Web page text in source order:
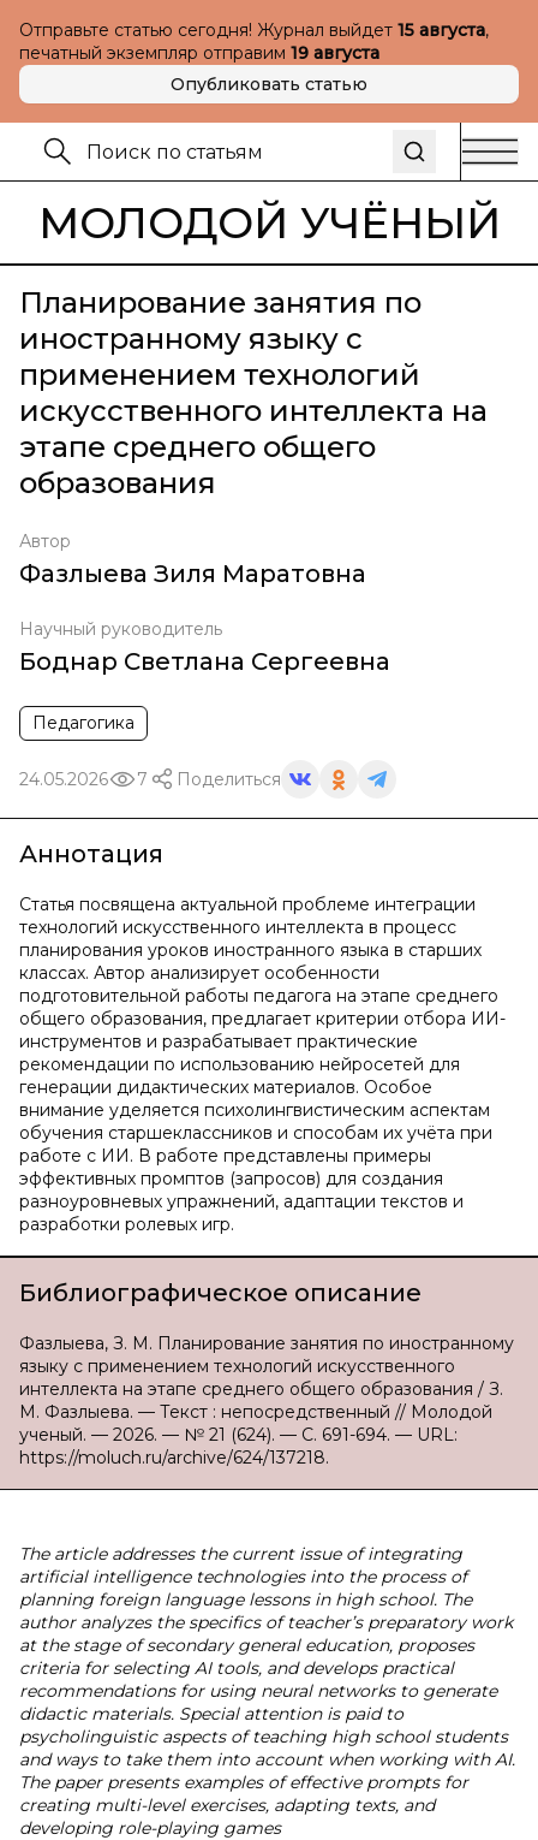
Отправьте статью сегодня! Журнал выйдет 15 августа,
печатный экземпляр отправим 19 августа
Опубликовать статью
МОЛОДОЙ УЧЁНЫЙ
Планирование занятия по
иностранному языку с
применением технологий
искусственного интеллекта на
этапе среднего общего
образования
Автор
Фазлыева Зиля Маратовна
Научный руководитель
Боднар Светлана Сергеевна
Педагогика
24.05.2026 7 Поделиться
Аннотация
Статья посвящена актуальной проблеме интеграции
технологий искусственного интеллекта в процесс
планирования уроков иностранного языка в старших
классах. Автор анализирует особенности
подготовительной работы педагога на этапе среднего
общего образования, предлагает критерии отбора ИИ-
инструментов и разрабатывает практические
рекомендации по использованию нейросетей для
генерации дидактических материалов. Особое
внимание уделяется психолингвистическим аспектам
обучения старшеклассников и способам их учёта при
работе с ИИ. В работе представлены примеры
эффективных промптов (запросов) для создания
разноуровневых упражнений, адаптации текстов и
разработки ролевых игр.
Библиографическое описание
Фазлыева, З. М. Планирование занятия по иностранному
языку с применением технологий искусственного
интеллекта на этапе среднего общего образования / З.
М. Фазлыева. — Текст : непосредственный // Молодой
ученый. — 2026. — № 21 (624). — С. 691-694. — URL:
https://moluch.ru/archive/624/137218.
The article addresses the current issue of integrating
artificial intelligence technologies into the process of
planning foreign language lessons in high school. The
author analyzes the specifics of teacher’s preparatory work
at the stage of secondary general education, proposes
criteria for selecting AI tools, and develops practical
recommendations for using neural networks to generate
didactic materials. Special attention is paid to
psycholinguistic aspects of teaching high school students
and ways to take them into account when working with AI.
The paper presents examples of effective prompts for
creating multi-level exercises, adapting texts, and
developing role-playing games